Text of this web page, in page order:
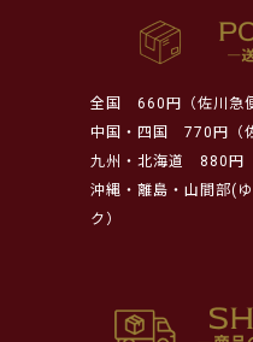
全国
660円（佐川急
中国・四国
770円（
九州・北海道
880円
沖縄・離島・山間部(
ク）